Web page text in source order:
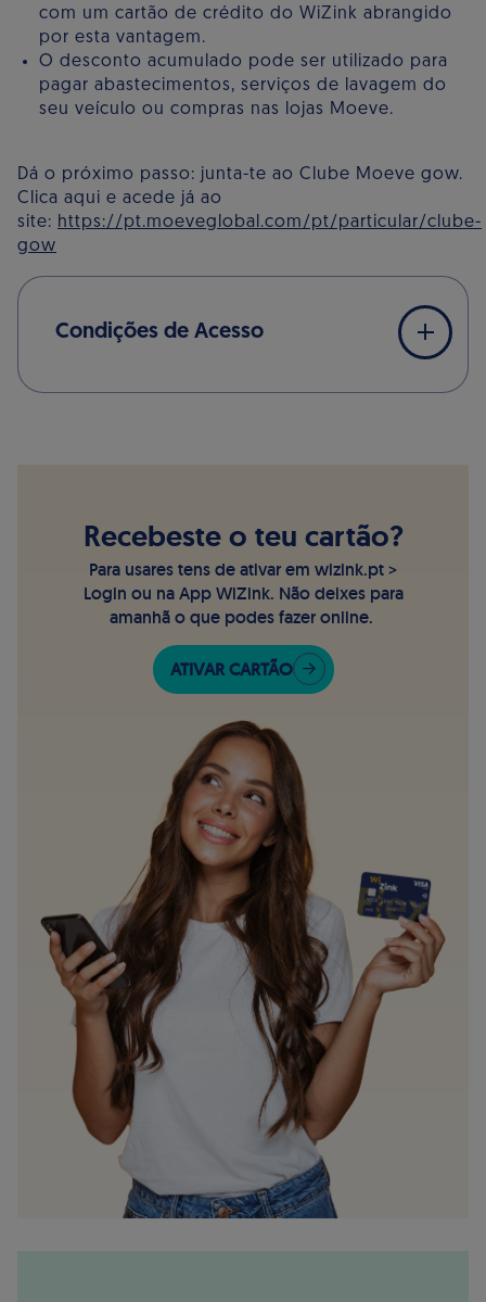
com um cartão de crédito do WiZink abrangido
por esta vantagem.
O desconto acumulado pode ser utilizado para
pagar abastecimentos, serviços de lavagem do
seu veículo ou compras nas lojas Moeve.
Dá o próximo passo: junta-te ao Clube Moeve gow.
Clica aqui e acede já ao
site: https://pt.moeveglobal.com/pt/particular/clube-
gow
Condições de Acesso
Recebeste o teu cartão?
Para usares tens de ativar em wizink.pt >
Login ou na App WiZink. Não deixes para
amanhã o que podes fazer online.
ATIVAR CARTÃO